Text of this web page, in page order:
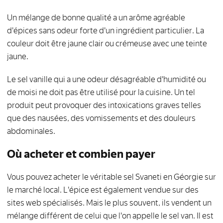
Un mélange de bonne qualité a un arôme agréable
d'épices sans odeur forte d'un ingrédient particulier. La
couleur doit être jaune clair ou crémeuse avec une teinte
jaune.
Le sel vanille qui a une odeur désagréable d'humidité ou
de moisi ne doit pas être utilisé pour la cuisine. Un tel
produit peut provoquer des intoxications graves telles
que des nausées, des vomissements et des douleurs
abdominales.
Où acheter et combien payer
Vous pouvez acheter le véritable sel Svaneti en Géorgie sur
le marché local. L'épice est également vendue sur des
sites web spécialisés. Mais le plus souvent, ils vendent un
mélange différent de celui que l'on appelle le sel van. Il est